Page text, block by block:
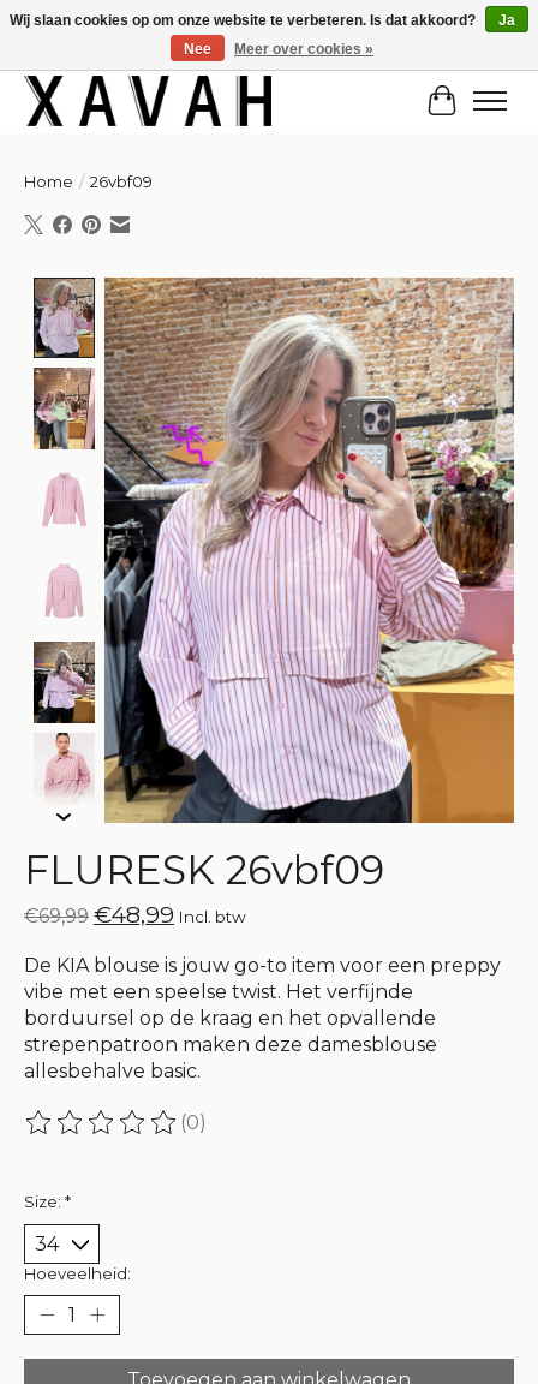
Hi gorgeous! ✨ Kortingscode for 20% off: Summersale!
Home / 26vbf09
Product image slideshow Items
FLURESK 26vbf09
€69,99 €48,99 Incl. btw
De KIA blouse is jouw go-to item voor een preppy
vibe met een speelse twist. Het verfijnde
borduursel op de kraag en het opvallende
strepenpatroon maken deze damesblouse
allesbehalve basic.
De beoordeling van dit product is
(0)
Size: *
Hoeveelheid:
Wij slaan cookies op om onze website te verbeteren. Is dat akkoord?
Ja
Nee
Meer over cookies »